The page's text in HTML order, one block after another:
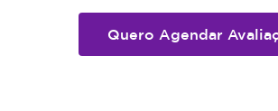
Quero Agendar